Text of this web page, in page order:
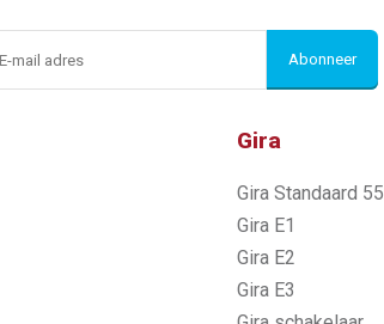
Abonneer
Gira
Gira Standaard 55
Gira E1
Gira E2
Gira E3